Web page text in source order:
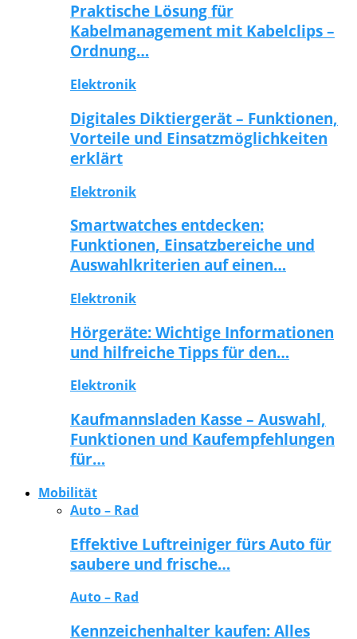
Praktische Lösung für
Kabelmanagement mit Kabelclips –
Ordnung…
Elektronik
Digitales Diktiergerät – Funktionen,
Vorteile und Einsatzmöglichkeiten
erklärt
Elektronik
Smartwatches entdecken:
Funktionen, Einsatzbereiche und
Auswahlkriterien auf einen…
Elektronik
Hörgeräte: Wichtige Informationen
und hilfreiche Tipps für den…
Elektronik
Kaufmannsladen Kasse – Auswahl,
Funktionen und Kaufempfehlungen
für…
Mobilität
Auto – Rad
Effektive Luftreiniger fürs Auto für
saubere und frische…
Auto – Rad
Kennzeichenhalter kaufen: Alles